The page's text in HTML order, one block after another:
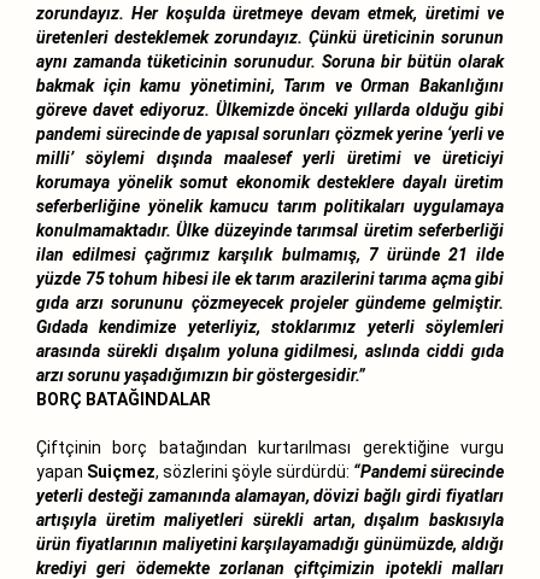
zorundayız. Her koşulda üretmeye devam etmek, üretimi ve
üretenleri desteklemek zorundayız. Çünkü üreticinin sorunun
aynı zamanda tüketicinin sorunudur. Soruna bir bütün olarak
bakmak için kamu yönetimini, Tarım ve Orman Bakanlığını
göreve davet ediyoruz. Ülkemizde önceki yıllarda olduğu gibi
pandemi sürecinde de yapısal sorunları çözmek yerine ‘yerli ve
milli’ söylemi dışında maalesef yerli üretimi ve üreticiyi
korumaya yönelik somut ekonomik desteklere dayalı üretim
seferberliğine yönelik kamucu tarım politikaları uygulamaya
konulmamaktadır. Ülke düzeyinde tarımsal üretim seferberliği
ilan edilmesi çağrımız karşılık bulmamış, 7 üründe 21 ilde
yüzde 75 tohum hibesi ile ek tarım arazilerini tarıma açma gibi
gıda arzı sorununu çözmeyecek projeler gündeme gelmiştir.
Gıdada kendimize yeterliyiz, stoklarımız yeterli söylemleri
arasında sürekli dışalım yoluna gidilmesi, aslında ciddi gıda
arzı sorunu yaşadığımızın bir göstergesidir.”
BORÇ BATAĞINDALAR
Çiftçinin borç batağından kurtarılması gerektiğine vurgu
yapan Suiçmez, sözlerini şöyle sürdürdü: “Pandemi sürecinde
yeterli desteği zamanında alamayan, dövizi bağlı girdi fiyatları
artışıyla üretim maliyetleri sürekli artan, dışalım baskısıyla
ürün fiyatlarının maliyetini karşılayamadığı günümüzde, aldığı
krediyi geri ödemekte zorlanan çiftçimizin ipotekli malları